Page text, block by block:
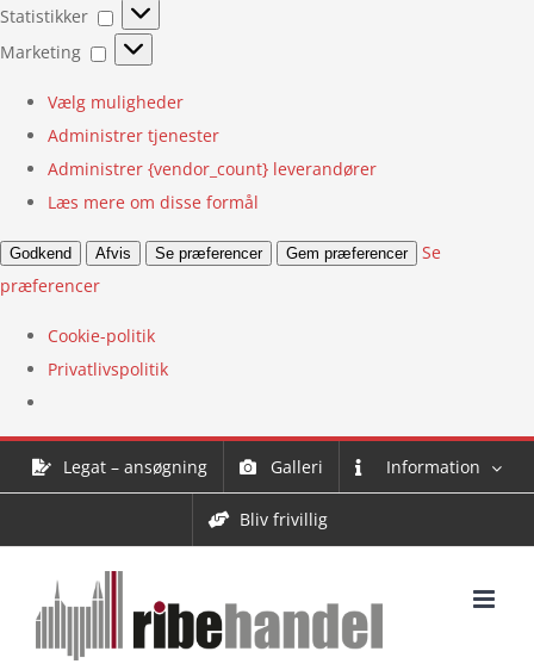
Statistikker
Statistikker
Marketing
Marketing
Vælg muligheder
Administrer tjenester
Administrer {vendor_count} leverandører
Læs mere om disse formål
Godkend Afvis Se præferencer Gem præferencer
Se
præferencer
Cookie-politik
Privatlivspolitik
Legat – ansøgning Galleri Information
Bliv frivillig